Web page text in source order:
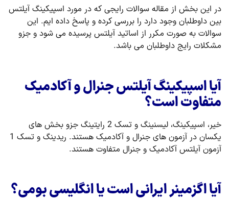
در این بخش از مقاله سوالات رایجی که در مورد اسپیکینگ آیلتس
بین داوطلبان وجود دارد را بررسی کرده و پاسخ داده ایم. این
سوالات به صورت مکرر از اساتید آیلتس پرسیده می شود و جزو
مشکلات رایج داوطلبان می باشد.
آیا اسپیکینگ آیلتس جنرال و آکادمیک
متفاوت است؟
خیر، اسپیکینگ، لیسنینگ و تسک 2 رایتینگ جزو بخش های
یکسان در آزمون های جنرال و آکادمیک هستند. ریدینگ و تسک 1
آزمون آیلتس آکادمیک و جنرال متفاوت هستند.
آیا اگزمینر ایرانی است یا انگلیسی بومی؟